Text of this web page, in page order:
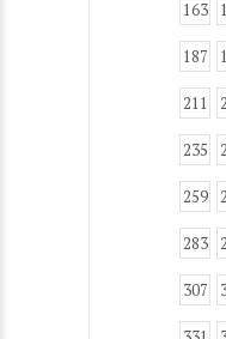
163
187
211
235
259
283
307